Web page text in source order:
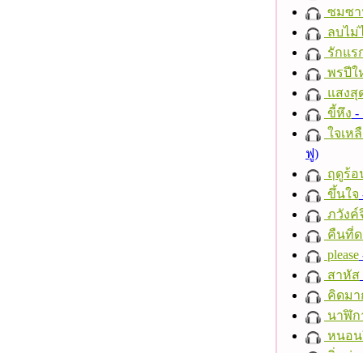
ซมซ
ลบไม่
รักแร
พรปีใ
แสงสุ
ขี้หึง -
ใจเห
ฟู)
ฤดูร้อ
ขึ้นใจ
ภวังค์
คืนที่ด
please
สาหัส
คิดมา
นาฬิก
หนอน